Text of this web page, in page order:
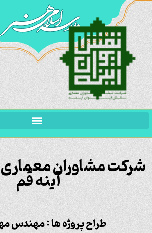
شرکت مشاورانآینه قم
طراح پروژه ها : مهندس